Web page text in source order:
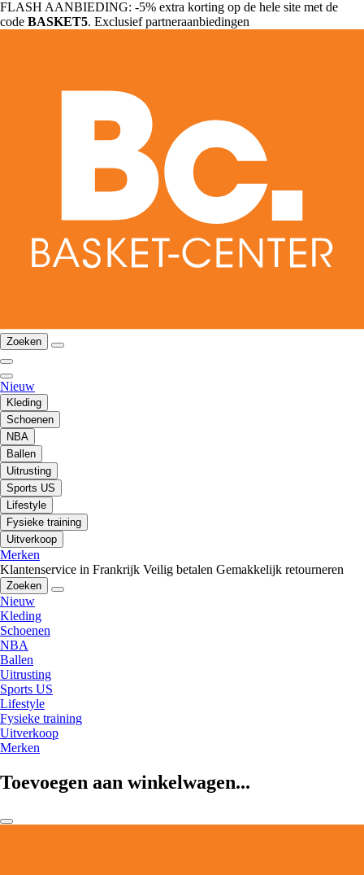
FLASH AANBIEDING: -5% extra korting op de hele site met de
code BASKET5. Exclusief partneraanbiedingen
Zoeken
Nieuw
Kleding
Schoenen
NBA
Ballen
Uitrusting
Sports US
Lifestyle
Fysieke training
Uitverkoop
Merken
Klantenservice in Frankrijk Veilig betalen Gemakkelijk retourneren
Zoeken
Nieuw
Kleding
Schoenen
NBA
Ballen
Uitrusting
Sports US
Lifestyle
Fysieke training
Uitverkoop
Merken
Toevoegen aan winkelwagen...